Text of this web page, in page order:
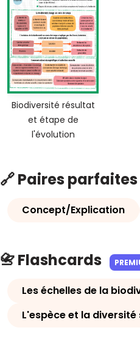
Biodiversité résultat
et étape de
l'évolution
🔗 Paires parfaites
Concept/Explication
📇 Flashcards
Les échelles de la
L'espèce et la